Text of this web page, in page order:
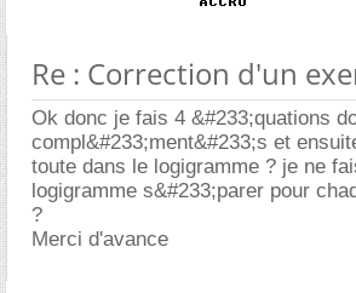
Re : Correction d'un
Ok donc je fais 4 &#233;quations
compl&#233;ment&#233;s et
toute dans le logigramme ? je ne
logigramme s&#233;parer pour
?
Merci d'avance